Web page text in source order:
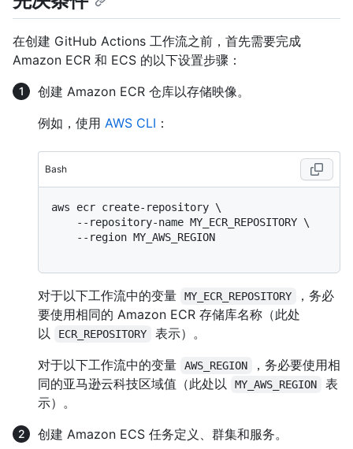
在创建 GitHub Actions 工作流之前，首先需要完成
Amazon ECR 和 ECS 的以下设置步骤：
创建 Amazon ECR 仓库以存储映像。
例如，使用 AWS CLI ：
Bash
aws ecr create-repository \
对于以下工作流中的变量 MY_ECR_REPOSITORY
，务必
要使用相同的 Amazon ECR 存储库名称（此处
以
ECR_REPOSITORY
表示）。
对于以下工作流中的变量
AWS_REGION
，务必要使用相
同的亚马逊云科技区域值（此处以
MY_AWS_REGION
表
示）。
创建 Amazon ECS 任务定义、群集和服务。